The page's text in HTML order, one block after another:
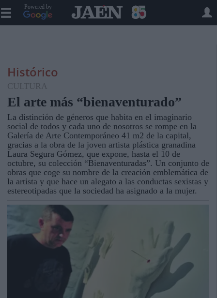
Powered by
Histórico
CULTURA
El arte más “bienaventurado”
La distinción de géneros que habita en el imaginario
social de todos y cada uno de nosotros se rompe en la
Galería de Arte Contemporáneo 41 m2 de la capital,
gracias a la obra de la joven artista plástica granadina
Laura Segura Gómez, que expone, hasta el 10 de
octubre, su colección “Bienaventuradas”. Un conjunto de
obras que coge su nombre de la creación emblemática de
la artista y que hace un alegato a las conductas sexistas y
estereotipadas que la sociedad ha asignado a la mujer.